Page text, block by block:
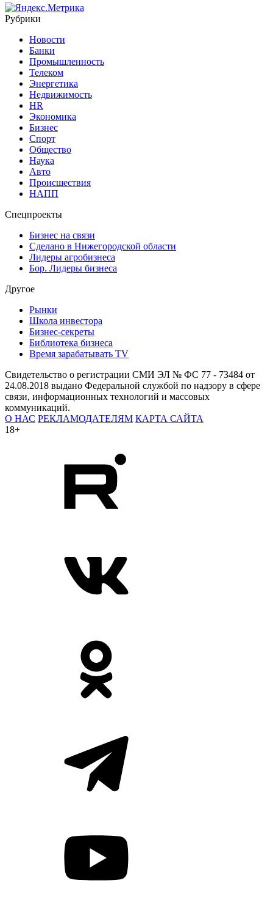
Рубрики
Новости
Банки
Промышленность
Телеком
Энергетика
Недвижимость
HR
Экономика
Бизнес
Спорт
Общество
Наука
Авто
Происшествия
НАПП
Спецпроекты
Бизнес на связи
Сделано в Нижегородской области
Лидеры агробизнеса
Бор. Лидеры бизнеса
Другое
Рынки
Школа инвестора
Бизнес-секреты
Библиотека бизнеса
Время зарабатывать TV
Свидетельство о регистрации СМИ ЭЛ № ФС 77 - 73484 от
24.08.2018 выдано Федеральной службой по надзору в сфере
связи, информационных технологий и массовых
коммуникаций.
О НАС РЕКЛАМОДАТЕЛЯМ КАРТА САЙТА
18+